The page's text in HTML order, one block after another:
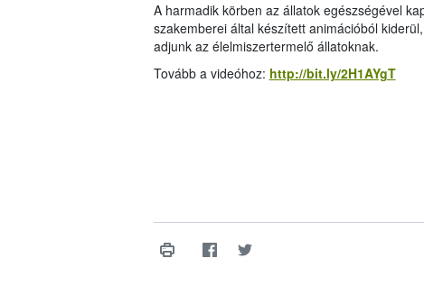
A harmadik körben az állatok egészségével
szakemberei által készített animációból
adjunk az élelmiszertermelő állatoknak.
Tovább a videóhoz: http://bit.ly/2H1AYgT